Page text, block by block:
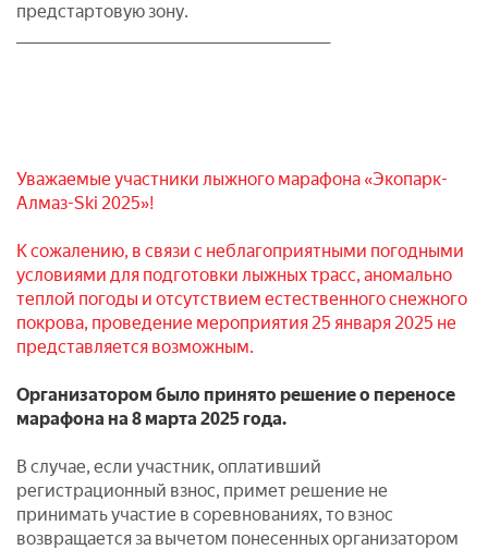
предстартовую зону.
Уважаемые участники лыжного марафона «Экопарк-
Алмаз-Ski 2025»!
К сожалению, в связи с неблагоприятными погодными
условиями для подготовки лыжных трасс, аномально
теплой погоды и отсутствием естественного снежного
покрова, проведение мероприятия 25 января 2025 не
представляется возможным.
Организатором было принято решение о переносе
марафона на 8 марта 2025 года.
В случае, если участник, оплативший
регистрационный взнос, примет решение не
принимать участие в соревнованиях, то взнос
возвращается за вычетом понесенных организатором